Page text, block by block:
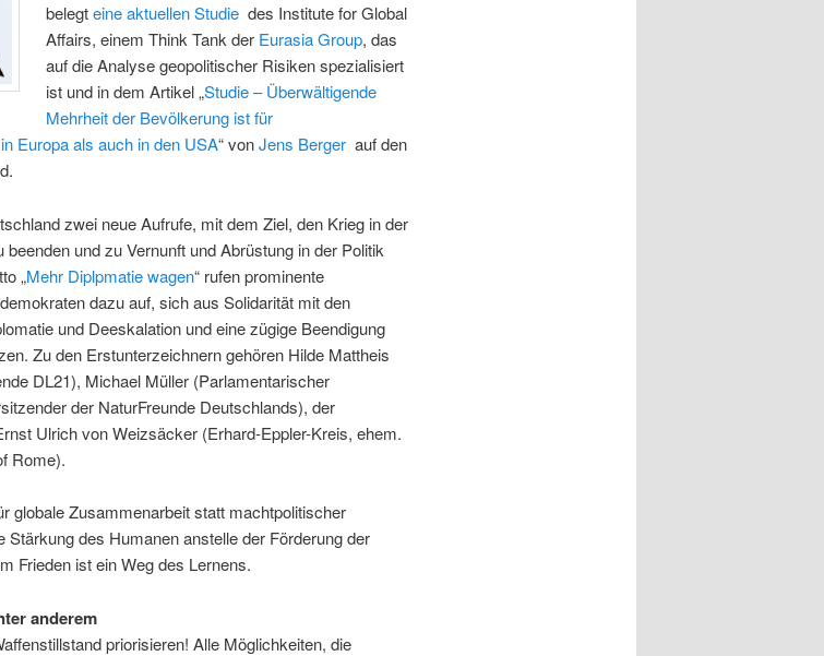
belegteine aktuellen Studie des Institute for Global
Affairs, einem Think Tank der Eurasia Group, das
auf die Analyse geopolitischer Risiken spezialisiert
ist und in dem Artikel „Studie – Überwältigende
Mehrheit der Bevölkerung ist für
Europa als auch in den USA“ vonJens Bergerauf den
zwei neue Aufrufe, mit dem Ziel, den Krieg in der
und zu Vernunft und Abrüstung in der Politik
„Mehr Diplpmatie wagen“ rufen prominente
dazu auf, sich aus Solidarität mit den
und Deeskalation und eine zügige Beendigung
Zu den Erstunterzeichnern gehören Hilde Mattheis
DL21), Michael Müller (Parlamentarischer
der NaturFreunde Deutschlands), der
Ulrich von Weizsäcker (Erhard-Eppler-Kreis, ehem.
Rome).
globale Zusammenarbeit statt machtpolitischer
Stärkung des Humanen anstelle der Förderung der
Frieden ist ein Weg des Lernens.
anderem
priorisieren! Alle Möglichkeiten, die